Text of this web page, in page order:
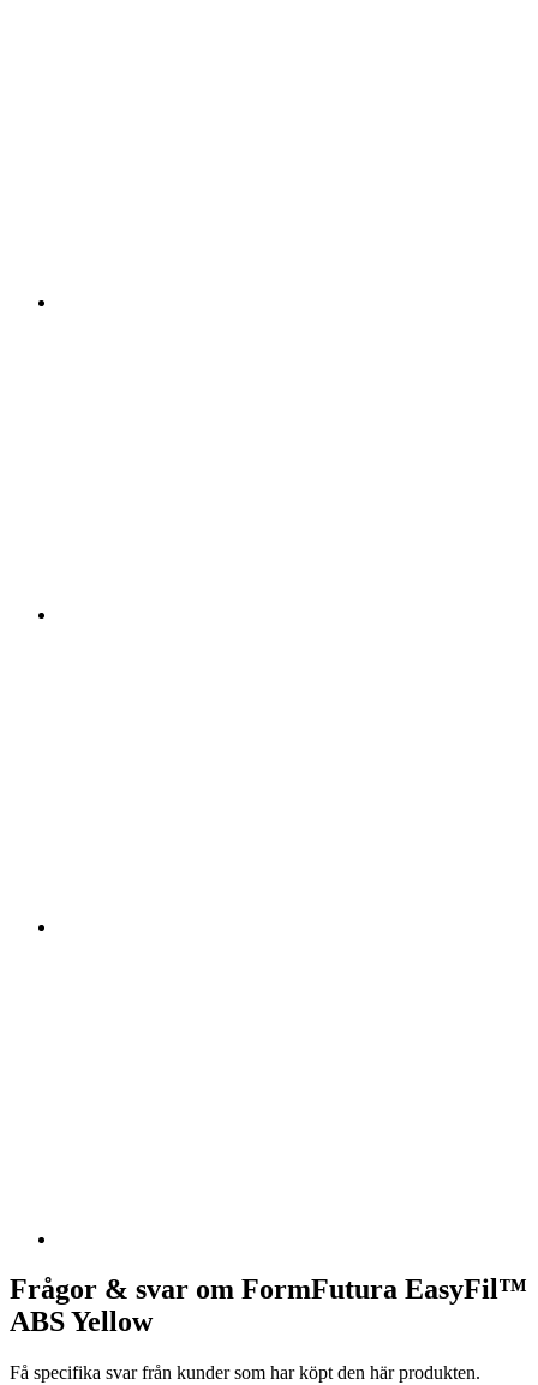
Frågor & svar om FormFutura EasyFil™
ABS Yellow
Få specifika svar från kunder som har köpt den här produkten.